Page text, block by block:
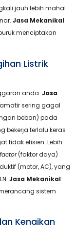
jauh lebih mahal
Jasa Mekanikal
menciptakan
Listrik
anda. Jasa
sering gagal
beban) pada
bekerja terlalu keras
tidak efisien. Lebih
(faktor daya)
(motor, AC), yang
Jasa Mekanikal
sistem
Kenaikan